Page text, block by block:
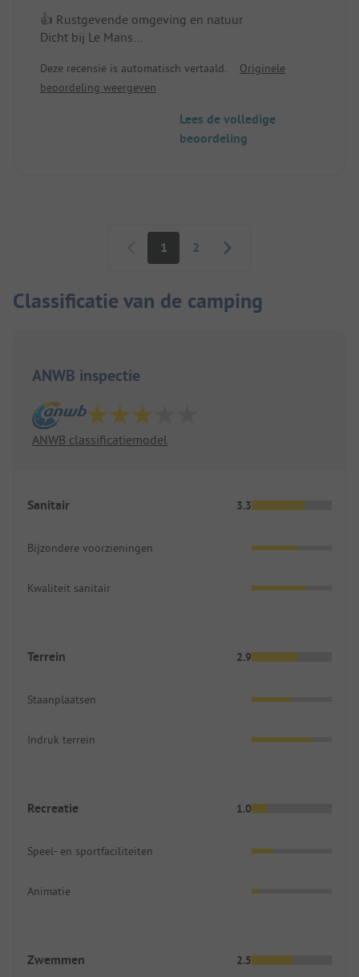
👍 Rustgevende omgeving en natuur
Dicht bij Le Mans
met een beschut terras.
Deze recensie is automatisch vertaald.
Originele
beoordeling weergeven
Lees de volledige
beoordeling
1 2
Classificatie van de camping
ANWB inspectie
ANWB classificatiemodel
Sanitair 3.3
Bijzondere voorzieningen
Kwaliteit sanitair
Terrein 2.9
Staanplaatsen
Indruk terrein
Recreatie 1.0
Speel- en sportfaciliteiten
Animatie
Zwemmen 2.5